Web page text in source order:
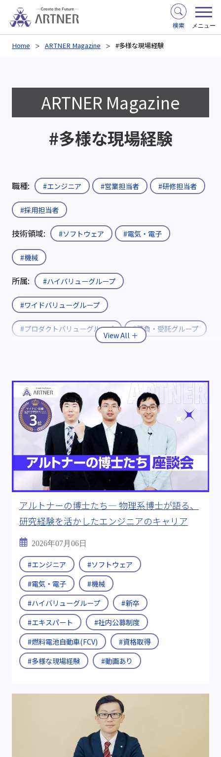
検索 メニュー
Home ARTNER Magazine #多様な現場経験
ARTNER Magazine
#多様な現場経験
職種: #エンジニア #営業担当者 #研修担当者
#採用担当者
技術領域: #ソフトウェア #電気・電子
#機械
所属: #ハイバリューグループ
#ワイドバリューグループ
#プロダクトバリューグループ #請負・受託グループ
役職: #エキスパート #エキスパート補佐
制度: #エリア限定制度 #社内公募制度 #育休
#転職支援制度 #継続雇用制度
キーワード: #電気自動車(EV) #燃料電池
#全固体電池 #燃料電池自動車(FCV)
#半導体製造装置 #CASE #医療機器
#ビッグデータ #海外出張
#メーカーから転職 #チームワーク
＃ITエンジニア #資格取得
#D＆I #その後を追う #ワークライフバランス
動画: #動画あり
ブログ年度: #2019年 #2024年
#工学部 工業化学科 #航空宇宙学科
#量子物理学
アルトナーの博士たち― 物理系博士が語る、
研究経験を活かしたエンジニアのキャリア
2026年07月06日
#エンジニア
#ソフトウェア
#電気・電子
#機械
#ハイバリューグループ
#新卒
#エキスパート
#社内公募制度
#燃料電池自動車(FCV)
#資格取得
#多様な現場経験
#動画あり